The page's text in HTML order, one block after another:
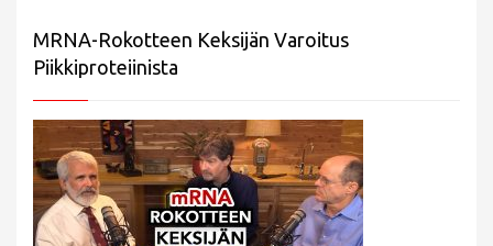
MRNA-Rokotteen Keksijän Varoitus
Piikkiproteiinista